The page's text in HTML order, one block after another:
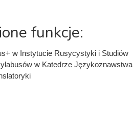
funkcje:
w Instytucie Rusycystyki i Studiów
w Katedrze Językoznawstwa